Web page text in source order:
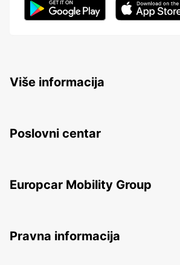
Više informacija
Poslovni centar
Europcar Mobility Group
Pravna informacija